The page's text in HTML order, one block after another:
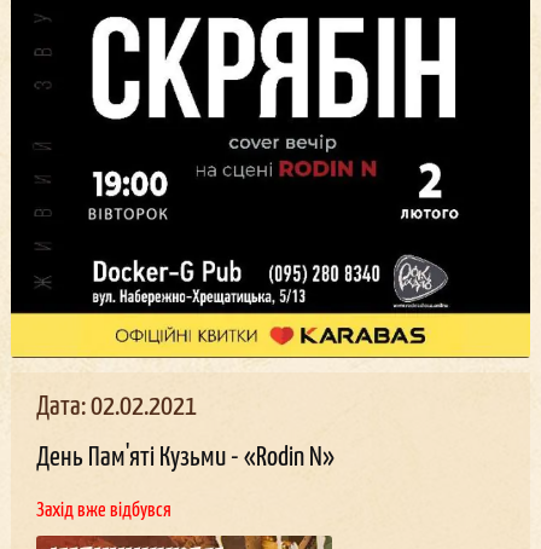
Дата: 02.02.2021
День Пам'яті Кузьми - «Rodin N»
Захід вже відбувся